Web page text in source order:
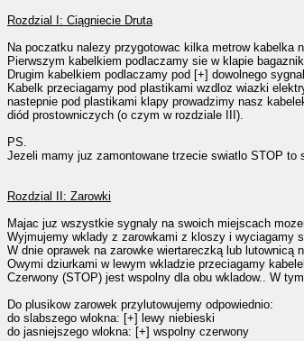
Rozdzial I: Ciągniecie Druta
Na poczatku nalezy przygotowac kilka metrow kabelka
Pierwszym kabelkiem podlaczamy sie w klapie
Drugim kabelkiem podlaczamy pod [+] dowolnego
Kabelk przeciagamy pod plastikami wzdloz wiazki
nastepnie pod plastikami klapy prowadzimy nasz
diód prostowniczych (o czym w rozdziale III).
PS.
Jezeli mamy juz zamontowane trzecie swiatlo STOP
Rozdzial II: Zarowki
Majac juz wszystkie sygnaly na swoich miejscach
Wyjmujemy wklady z zarowkami z kloszy i wyciagamy
W dnie oprawek na zarowke wiertareczką lub
Owymi dziurkami w lewym wkladzie przeciagamy
Czerwony (STOP) jest wspolny dla obu wkladow.. W
Do plusikow zarowek przylutowujemy odpowiednio:
do slabszego wlokna: [+] lewy niebieski
do jasniejszego wlokna: [+] wspolny czerwony